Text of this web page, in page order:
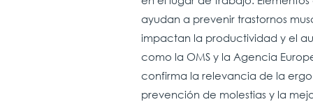
ayudan a prevenir trastornos
impactan la productividad y el
como la OMS y la Agencia
confirma la relevancia de la
prevención de molestias y la